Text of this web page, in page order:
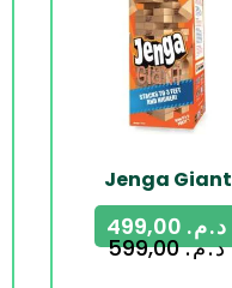
Jenga Giant
د.م.599,00
د.م.